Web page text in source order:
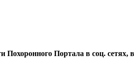
Похоронного Портала в соц. сетях,